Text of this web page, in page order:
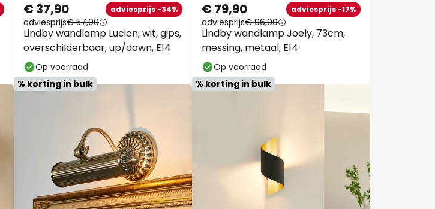
Lindby wandlamp Lucien, wit, gips,
overschilderbaar, up/down, E14
€ 37,90 adviesprijs -34%
adviesprijs€ 57,90
Op voorraad
Lindby wandlamp Joely, 73cm,
messing, metaal, E14
€ 79,90 adviesprijs -17%
adviesprijs€ 96,90
Op voorraad
% korting in bulk % korting in bulk